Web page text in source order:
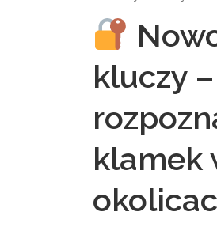
kluczy
klamek